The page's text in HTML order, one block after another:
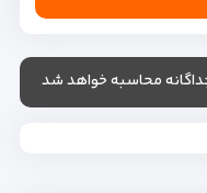
جداگانه محاسبه خواهد شد